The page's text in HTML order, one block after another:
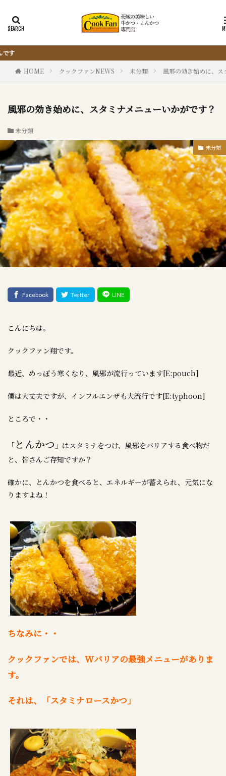
HOME クックファンNEWS 未分類 風邪の効き始めに、
風邪の効き始めに、スタミナメニューいかがです？
未分類
未分類
こんにちは。
クックファン翔です。
最近、めっぽう寒くなり、風邪が流行っています[E:pouch]
僕は大丈夫ですが、インフルエンザも大流行です[E:typhoon]
ところで・・
「 とんかつ 」はスタミナをつけ、風邪をバリアする食べ物だ
と、皆さんご存知ですか？
確かに、とんかつを食べると、エネルギーが蓄えられ、元気にな
りますよね！
ちなみに・・
クックファンでは、Wバリアの最強メニューがありま
す。
それは、「スタミナロースかつ」